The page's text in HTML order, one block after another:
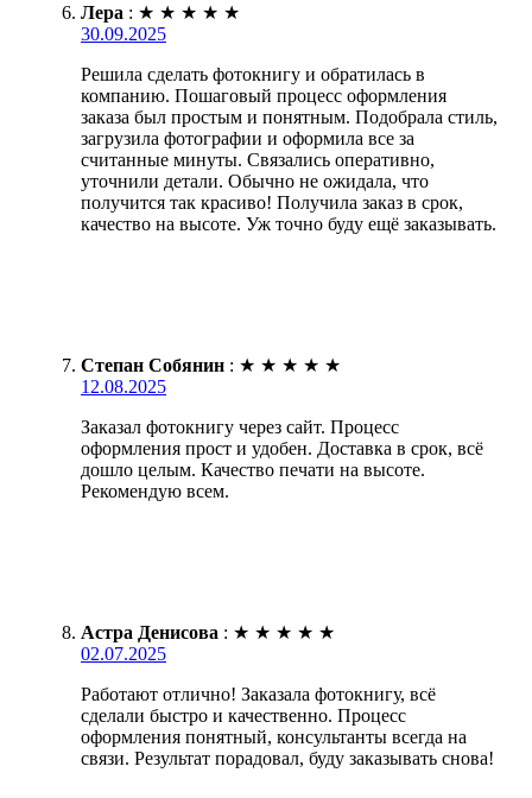
Лера : ★ ★ ★ ★ ★
30.09.2025
Решила сделать фотокнигу и обратилась в
компанию. Пошаговый процесс оформления
заказа был простым и понятным. Подобрала стиль,
загрузила фотографии и оформила все за
считанные минуты. Связались оперативно,
уточнили детали. Обычно не ожидала, что
получится так красиво! Получила заказ в срок,
качество на высоте. Уж точно буду ещё заказывать.
Степан Собянин : ★ ★ ★ ★ ★
12.08.2025
Заказал фотокнигу через сайт. Процесс
оформления прост и удобен. Доставка в срок, всё
дошло целым. Качество печати на высоте.
Рекомендую всем.
Астра Денисова : ★ ★ ★ ★ ★
02.07.2025
Работают отлично! Заказала фотокнигу, всё
сделали быстро и качественно. Процесс
оформления понятный, консультанты всегда на
связи. Результат порадовал, буду заказывать снова!